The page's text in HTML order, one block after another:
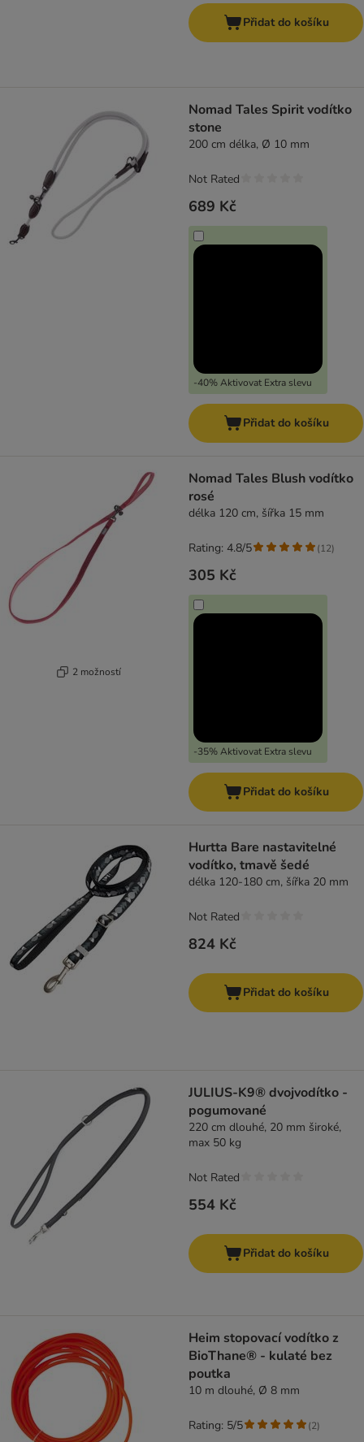
Přidat do košíku
Nomad Tales Spirit vodítko
stone
200 cm délka, Ø 10 mm
689 Kč
-40% Aktivovat Extra slevu
Not Rated
Přidat do košíku
2 možností
Nomad Tales Blush vodítko
rosé
délka 120 cm, šířka 15 mm
305 Kč
-35% Aktivovat Extra slevu
Rating: 4.8/5 (12)
Přidat do košíku
Hurtta Bare nastavitelné
vodítko, tmavě šedé
délka 120-180 cm, šířka 20 mm
824 Kč
Not Rated
Přidat do košíku
JULIUS-K9® dvojvodítko -
pogumované
220 cm dlouhé, 20 mm široké,
max 50 kg
554 Kč
Not Rated
Přidat do košíku
Heim stopovací vodítko z
BioThane® - kulaté bez
poutka
10 m dlouhé, Ø 8 mm
Rating: 5/5 (2)